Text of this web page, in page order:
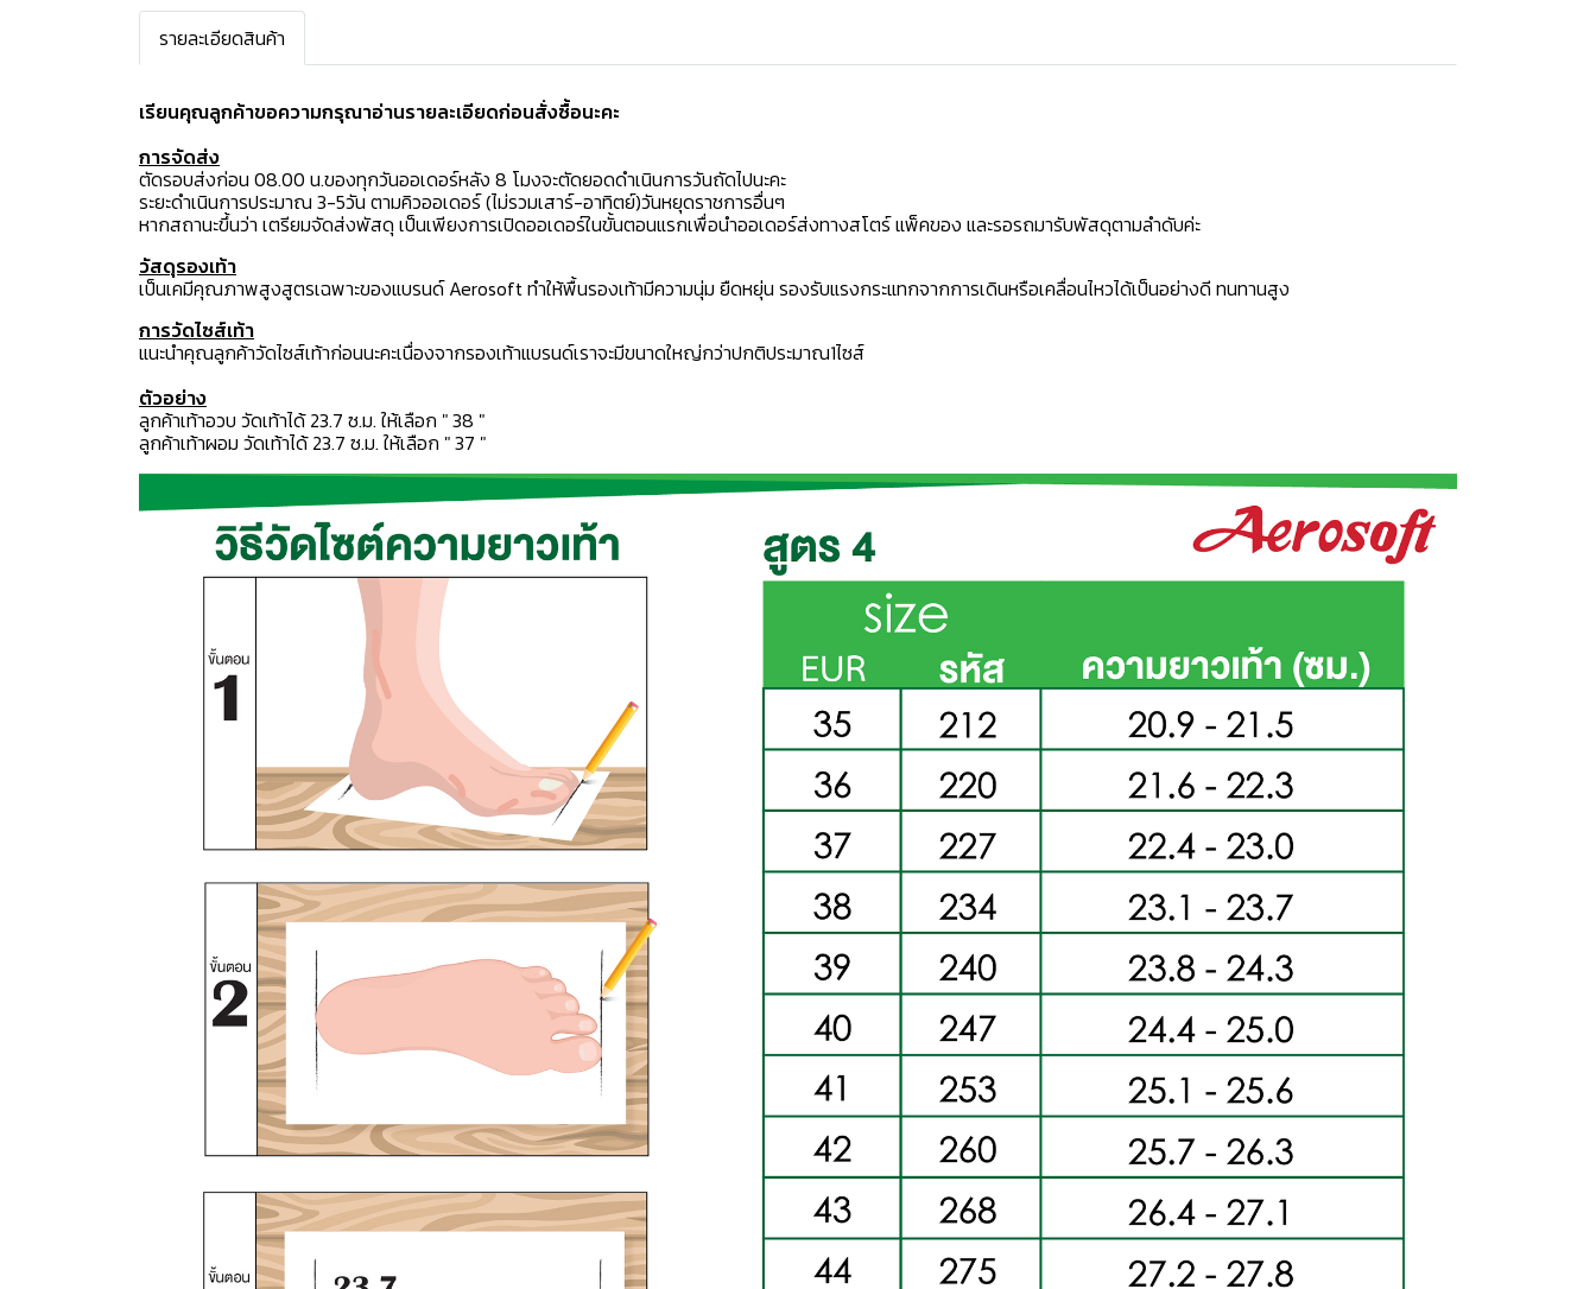
รายละเอียดสินค้า
เรียนคุณลูกค้าขอความกรุณาอ่านรายละเอียดก่อนสั่งซื้อนะคะ️
การจัดส่ง
ตัดรอบส่งก่อน 08.00 น.ของทุกวันออเดอร์หลัง 8 โมงจะตัดยอดดำเนินการวันถัดไปนะคะ
ระยะดำเนินการประมาณ 3-5วัน ตามคิวออเดอร์ (ไม่รวมเสาร์-อาทิตย์)วันหยุดราชการอื่นๆ
หากสถานะขึ้นว่า เตรียมจัดส่งพัสดุ เป็นเพียงการเปิดออเดอร์ในขั้นตอนแรกเพื่อนำออเดอร์ส่งทางสโตร์ แพ็คของ และรอรถมารับพัสดุตามลำดับค่ะ
วัสดุรองเท้า
เป็นเคมีคุณภาพสูงสูตรเฉพาะของแบรนด์ Aerosoft ทำให้พื้นรองเท้ามีความนุ่ม ยืดหยุ่น รองรับแรงกระแทกจากการเดินหรือเคลื่อนไหวได้เป็นอย่างดี ทนทานสูง
การวัดไซส์เท้า
แนะนำคุณลูกค้าวัดไซส์เท้าก่อนนะคะเนื่องจากรองเท้าแบรนด์เราจะมีขนาดใหญ่กว่าปกติประมาณ1ไซส์
ตัวอย่าง
ลูกค้าเท้าอวบ วัดเท้าได้ 23.7 ซ.ม. ให้เลือก " 38 "
ลูกค้าเท้าผอม วัดเท้าได้ 23.7 ซ.ม. ให้เลือก " 37 "